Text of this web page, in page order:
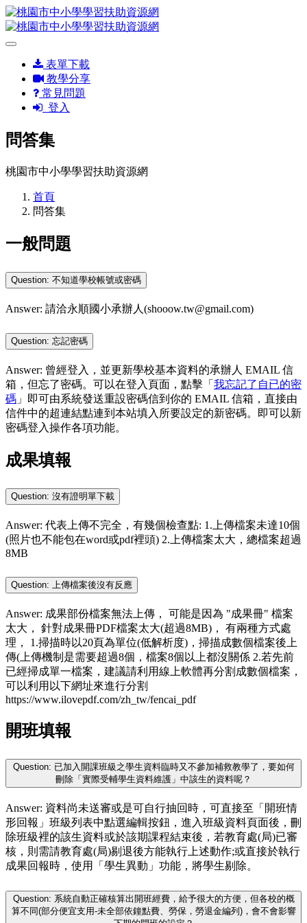
表單下載
教學分享
常見問題
登入
問答集
桃園市中小學學習扶助資源網
首頁
問答集
一般問題
Question: 不知道學校帳號或密碼
Answer: 請洽永順國小承辦人(shooow.tw@gmail.com)
Question: 忘記密碼
Answer: 曾經登入，並更新學校基本資料的承辦人 EMAIL 信
箱，但忘了密碼。可以在登入頁面，點擊「 我忘記了自已的密
碼 」即可由系統發送重設密碼信到你的 EMAIL 信箱，直接由
信件中的超連結點連到本站填入所要設定的新密碼。即可以新
密碼登入操作各項功能。
成果填報
Question: 沒有證明單下載
Answer: 代表上傳不完全，有幾個檢查點: 1.上傳檔案未達10個
(照片也不能包在word或pdf裡頭) 2.上傳檔案太大，總檔案超過
8MB
Question: 上傳檔案後沒有反應
Answer: 成果部份檔案無法上傳， 可能是因為 "成果冊" 檔案
太大， 針對成果冊PDF檔案太大(超過8MB)， 有兩種方式處
理， 1.掃描時以20頁為單位(低解析度)，掃描成數個檔案後上
傳(上傳機制是需要超過8個，檔案8個以上都沒關係 2.若先前
已經掃成單一檔案，建議請利用線上軟體再分割成數個檔案，
可以利用以下網址來進行分割
https://www.ilovepdf.com/zh_tw/fencai_pdf
開班填報
Question: 已加入開課班級之學生資料臨時又不參加補救教學了，要如何
刪除「實際受輔學生資料維護」中該生的資料呢？
Answer: 資料尚未送審或是可自行抽回時，可直接至「開班情
形回報」班級列表中點選編輯按鈕，進入班級資料頁面後，刪
除班級裡的該生資料或於該期課程結束後，若教育處(局)已審
核，則需請教育處(局)剔退後方能執行上述動作;或直接於執行
成果回報時，使用「學生異動」功能，將學生剔除。
Question: 系統自動正確核算出開班經費，給予很大的方便，但各校的概
算不同(部分便宜支用-未全部依鐘點費、勞保，勞退金編列)，會不會影響